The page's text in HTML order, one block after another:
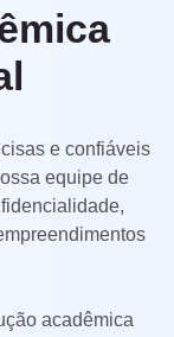
JA
ID
e confiáveis
equipe de
acadêmica